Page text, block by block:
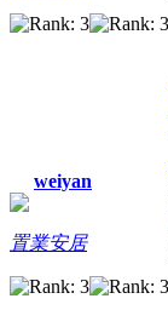
weiyan
置業安居